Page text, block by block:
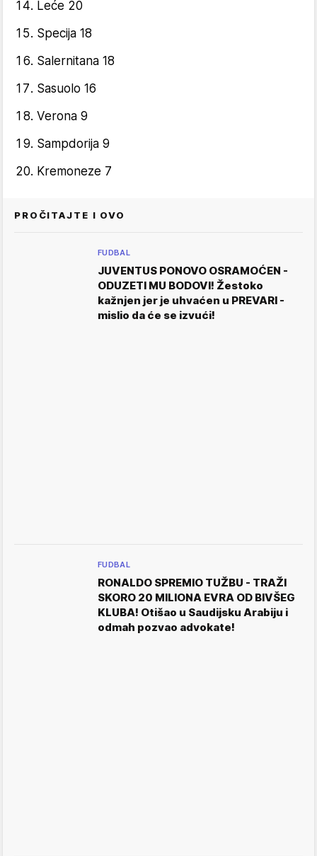
Leće 20
Specija 18
Salernitana 18
Sasuolo 16
Verona 9
Sampdorija 9
Kremoneze 7
PROČITAJTE I OVO
FUDBAL
JUVENTUS PONOVO OSRAMOĆEN -
ODUZETI MU BODOVI! Žestoko
kažnjen jer je uhvaćen u PREVARI -
mislio da će se izvući!
FUDBAL
RONALDO SPREMIO TUŽBU - TRAŽI
SKORO 20 MILIONA EVRA OD BIVŠEG
KLUBA! Otišao u Saudijsku Arabiju i
odmah pozvao advokate!